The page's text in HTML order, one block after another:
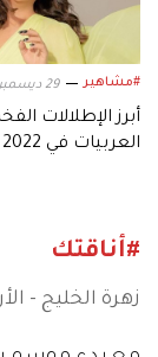
#مشاهير 29 ديسمبر 2022
أبرز الإطلالات
العربيات في 2022
#أناقتك
زهرة الخليج -